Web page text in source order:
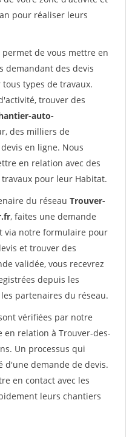
pour réaliser leurs
de vous mettre en
demandant des devis
types de travaux.
trouver des
auto-
des milliers de
en ligne. Nous
en relation avec des
pour leur Habitat.
du réseau Trouver-
, faites une demande
via notre formulaire pour
et trouver des
validée, vous recevrez
depuis les
partenaires du réseau.
vérifiées par notre
en relation à Trouver-des-
Un processus qui
d'une demande de devis.
en contact avec les
leurs chantiers